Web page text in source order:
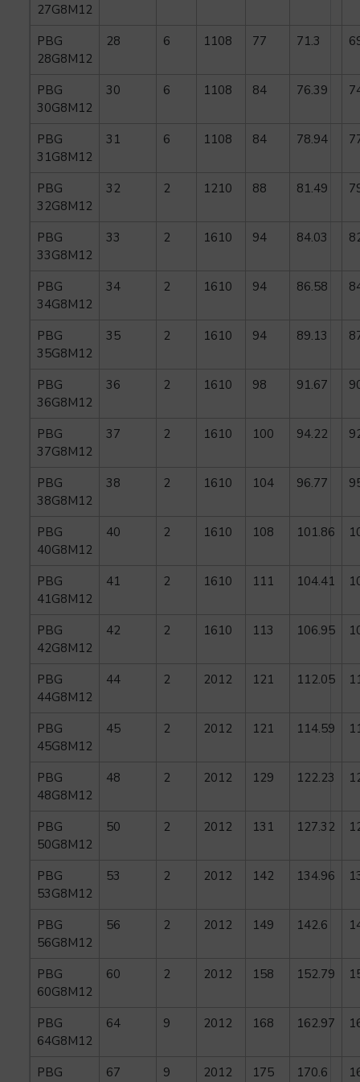
27G8M12
PBG
28G8M12
28 6 1108 77 71.3
PBG
30G8M12
30 6 1108 84 76.39
PBG
31G8M12
31 6 1108 84 78.94
PBG
32G8M12
32 2 1210 88 81.49
PBG
33G8M12
33 2 1610 94 84.03
PBG
34G8M12
34 2 1610 94 86.58
PBG
35G8M12
35 2 1610 94 89.13
PBG
36G8M12
36 2 1610 98 91.67
PBG
37G8M12
37 2 1610 100 94.22
PBG
38G8M12
38 2 1610 104 96.77
PBG
40G8M12
40 2 1610 108 101.86
PBG
41G8M12
41 2 1610 111 104.41
PBG
42G8M12
42 2 1610 113 106.95
PBG
44G8M12
44 2 2012 121 112.05
PBG
45G8M12
45 2 2012 121 114.59
PBG
48G8M12
48 2 2012 129 122.23
PBG
50G8M12
50 2 2012 131 127.32
PBG
53G8M12
53 2 2012 142 134.96
PBG
56G8M12
56 2 2012 149 142.6
PBG
60G8M12
60 2 2012 158 152.79
PBG
64G8M12
64 9 2012 168 162.97
PBG
67 9 2012 175 170.6